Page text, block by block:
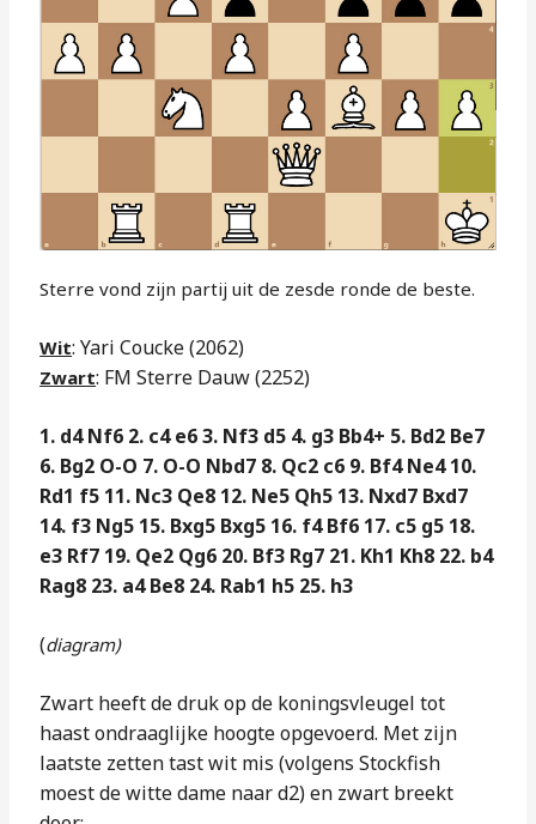
Sterre vond zijn partij uit de zesde ronde de beste.
Wit: Yari Coucke (2062)
Zwart: FM Sterre Dauw (2252)
1. d4 Nf6 2. c4 e6 3. Nf3 d5 4. g3 Bb4+ 5. Bd2 Be7
6. Bg2 O-O 7. O-O Nbd7 8. Qc2 c6 9. Bf4 Ne4 10.
Rd1 f5 11. Nc3 Qe8 12. Ne5 Qh5 13. Nxd7 Bxd7
14. f3 Ng5 15. Bxg5 Bxg5 16. f4 Bf6 17. c5 g5 18.
e3 Rf7 19. Qe2 Qg6 20. Bf3 Rg7 21. Kh1 Kh8 22. b4
Rag8 23. a4 Be8 24. Rab1 h5 25. h3
(diagram)
Zwart heeft de druk op de koningsvleugel tot
haast ondraaglijke hoogte opgevoerd. Met zijn
laatste zetten tast wit mis (volgens Stockfish
moest de witte dame naar d2) en zwart breekt